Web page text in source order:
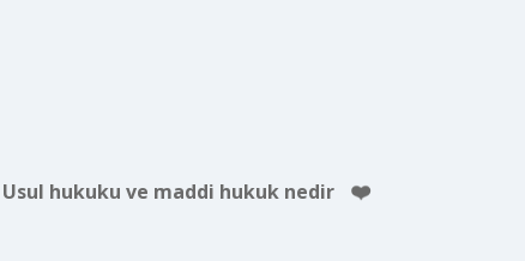
Usul hukuku ve maddi hukuk nedir